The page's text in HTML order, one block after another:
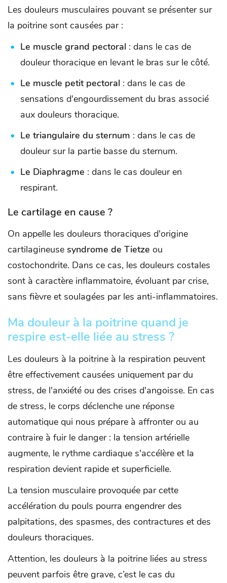
Les douleurs musculaires pouvant se présenter sur
la poitrine sont causées par :
Le muscle grand pectoral : dans le cas de
douleur thoracique en levant le bras sur le côté.
Le muscle petit pectoral : dans le cas de
sensations d'engourdissement du bras associé
aux douleurs thoracique.
Le triangulaire du sternum : dans le cas de
douleur sur la partie basse du sternum.
Le Diaphragme : dans le cas douleur en
respirant.
Le cartilage en cause ?
On appelle les douleurs thoraciques d'origine
cartilagineuse syndrome de Tietze ou
costochondrite. Dans ce cas, les douleurs costales
sont à caractère inflammatoire, évoluant par crise,
sans fièvre et soulagées par les anti-inflammatoires.
Ma douleur à la poitrine quand je
respire est-elle liée au stress ?
Les douleurs à la poitrine à la respiration peuvent
être effectivement causées uniquement par du
stress, de l'anxiété ou des crises d'angoisse. En cas
de stress, le corps déclenche une réponse
automatique qui nous prépare à affronter ou au
contraire à fuir le danger : la tension artérielle
augmente, le rythme cardiaque s'accélère et la
respiration devient rapide et superficielle.
La tension musculaire provoquée par cette
accélération du pouls pourra engendrer des
palpitations, des spasmes, des contractures et des
douleurs thoraciques.
Attention, les douleurs à la poitrine liées au stress
peuvent parfois être grave, c’est le cas du